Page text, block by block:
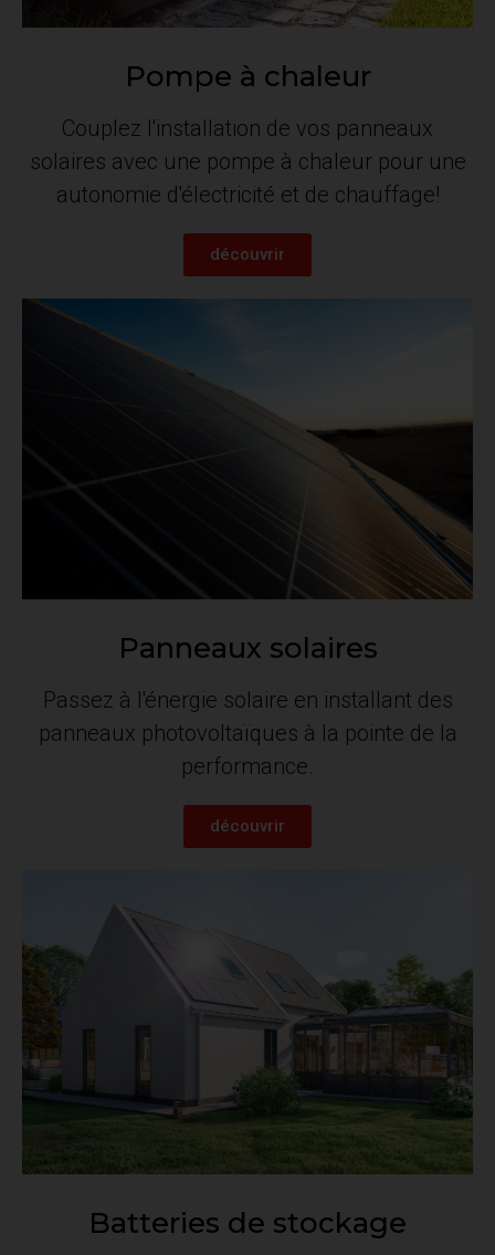
Pompe à chaleur
Couplez l'installation de vos panneaux
solaires avec une pompe à chaleur pour une
autonomie d'électricité et de chauffage!
découvrir
Panneaux solaires
Passez à l'énergie solaire en installant des
panneaux photovoltaïques à la pointe de la
performance.
découvrir
Batteries de stockage